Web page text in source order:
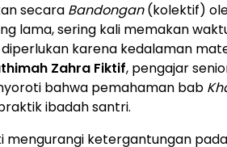
secara Bandongan(kolektif)
lama, sering kali memakan
karena kedalaman
Zahra Fiktif, pengajar
bahwa pemahaman bab
ibadah santri.
mengurangi ketergantungan